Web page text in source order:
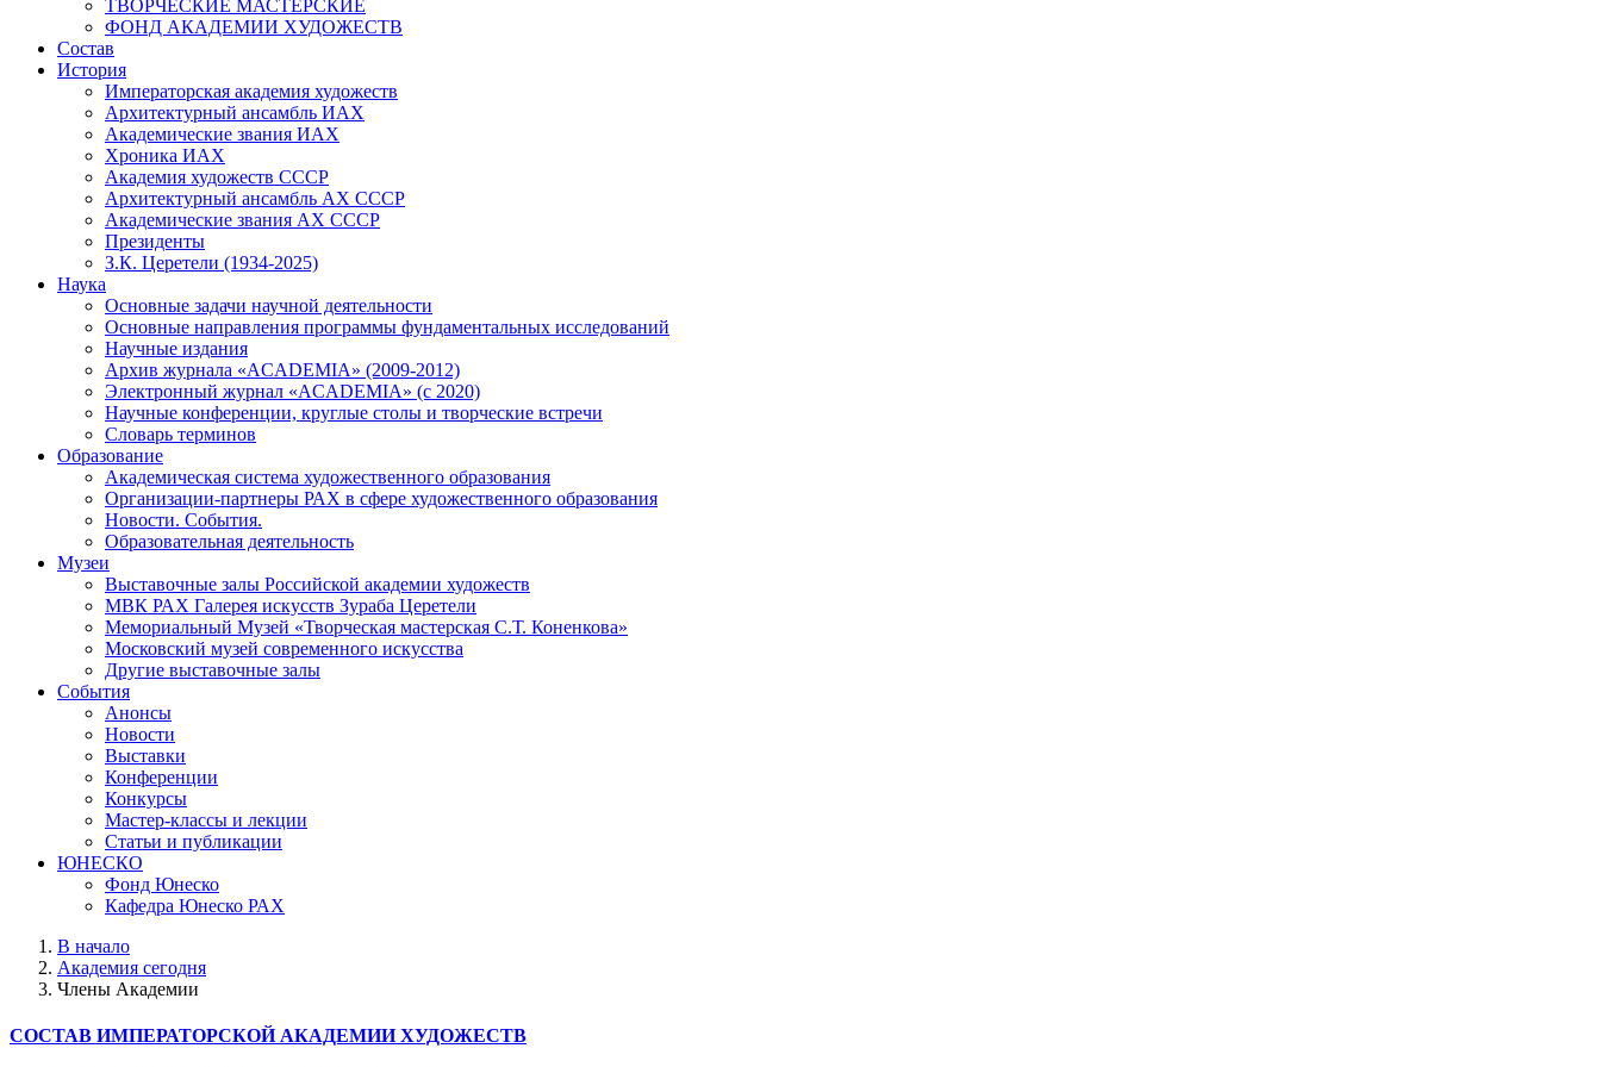
ТВОРЧЕСКИЕ МАСТЕРСКИЕ
ФОНД АКАДЕМИИ ХУДОЖЕСТВ
Состав
История
Императорская академия художеств
Архитектурный ансамбль ИАХ
Академические звания ИАХ
Хроника ИАХ
Академия художеств СССР
Архитектурный ансамбль АХ СССР
Академические звания АХ СССР
Президенты
З.К. Церетели (1934-2025)
Наука
Основные задачи научной деятельности
Основные направления программы фундаментальных исследований
Научные издания
Архив журнала «ACADEMIA» (2009-2012)
Электронный журнал «ACADEMIA» (с 2020)
Научные конференции, круглые столы и творческие встречи
Словарь терминов
Образование
Академическая система художественного образования
Организации-партнеры РАХ в сфере художественного образования
Новости. События.
Образовательная деятельность
Музеи
Выставочные залы Российской академии художеств
МВК РАХ Галерея искусств Зураба Церетели
Мемориальный Музей «Творческая мастерская С.Т. Коненкова»
Московский музей современного искусства
Другие выставочные залы
События
Анонсы
Новости
Выставки
Конференции
Конкурсы
Мастер-классы и лекции
Статьи и публикации
ЮНЕСКО
Фонд Юнеско
Кафедра Юнеско РАХ
В начало
Академия сегодня
Члены Академии
СОСТАВ ИМПЕРАТОРСКОЙ АКАДЕМИИ ХУДОЖЕСТВ